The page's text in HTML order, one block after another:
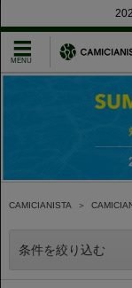
CAMICIANISTA ＞
条件を絞り込む